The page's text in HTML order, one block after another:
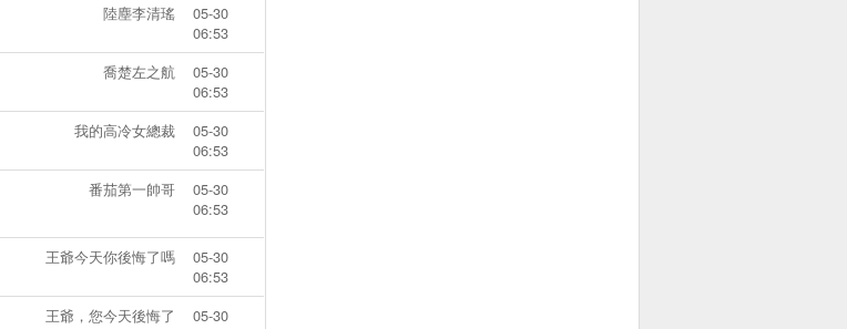
陸塵李清瑤
05-30
06:53
喬楚左之航
05-30
06:53
我的高冷女總裁
05-30
06:53
番茄第一帥哥
05-30
06:53
王爺今天你後悔了嗎
05-30
06:53
王爺，您今天後悔了
05-30